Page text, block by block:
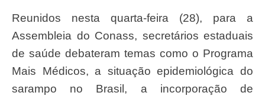
Reunidos nesta quarta-feira (28), para a
Assembleia do Conass, secretários estaduais
de saúde debateram temas como o Programa
Mais Médicos, a situação epidemiológica do
sarampo no Brasil, a incorporação de